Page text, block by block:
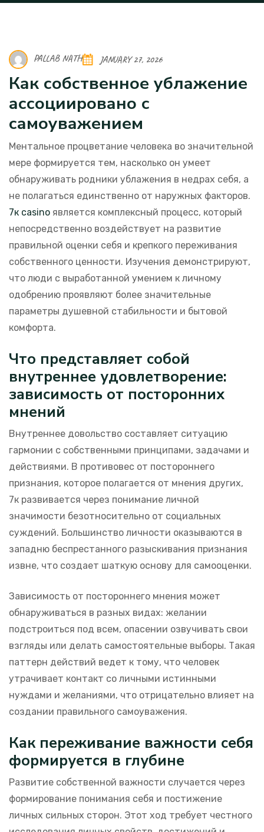
PALLAB NATH JANUARY 27, 2026
Как собственное ублажение
ассоциировано с
самоуважением
Ментальное процветание человека во значительной
мере формируется тем, насколько он умеет
обнаруживать родники ублажения в недрах себя, а
не полагаться единственно от наружных факторов.
7к casino является комплексный процесс, который
непосредственно воздействует на развитие
правильной оценки себя и крепкого переживания
собственного ценности. Изучения демонстрируют,
что люди с выработанной умением к личному
одобрению проявляют более значительные
параметры душевной стабильности и бытовой
комфорта.
Что представляет собой
внутреннее удовлетворение:
зависимость от посторонних
мнений
Внутреннее довольство составляет ситуацию
гармонии с собственными принципами, задачами и
действиями. В противовес от постороннего
признания, которое полагается от мнения других,
7к развивается через понимание личной
значимости безотносительно от социальных
суждений. Большинство личности оказываются в
западню беспрестанного разыскивания признания
извне, что создает шаткую основу для самооценки.
Зависимость от постороннего мнения может
обнаруживаться в разных видах: желании
подстроиться под всем, опасении озвучивать свои
взгляды или делать самостоятельные выборы. Такая
паттерн действий ведет к тому, что человек
утрачивает контакт со личными истинными
нуждами и желаниями, что отрицательно влияет на
создании правильного самоуважения.
Как переживание важности себя
формируется в глубине
Развитие собственной важности случается через
формирование понимания себя и постижение
личных сильных сторон. Этот ход требует честного